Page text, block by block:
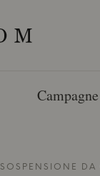
Campagne
SOSPENSIONE DA